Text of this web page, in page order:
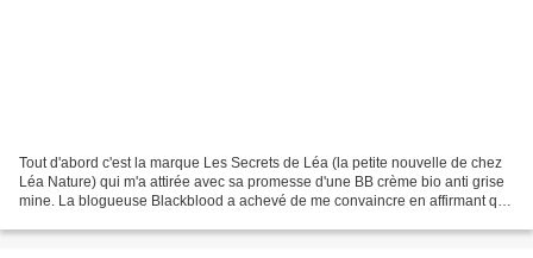
Tout d'abord c'est la marque Les Secrets de Léa (la petite nouvelle de chez
Léa Nature) qui m'a attirée avec sa promesse d'une BB crème bio anti grise
mine. La blogueuse Blackblood a achevé de me convaincre en affirmant que